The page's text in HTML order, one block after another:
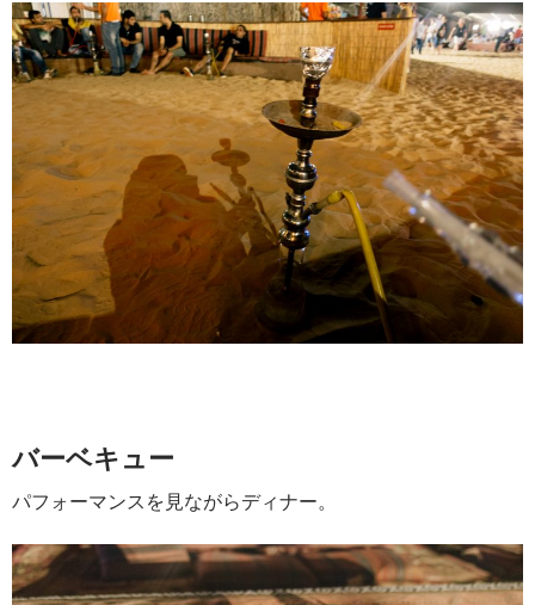
バーベキュー
パフォーマンスを見ながらディナー。